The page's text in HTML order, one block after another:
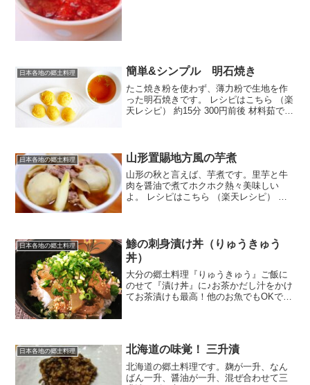
日本各地の郷土料理 簡単&シンプル 明石焼き
たこ焼き粉を使わず、薄力粉で生地を作
った明石焼きです。 レシピはこちら （楽
天レシピ） 約15分 300円前後 材料茹でだ
日本各地の郷土料理 山形置賜地方風の芋煮
山形の秋と言えば、芋煮です。里芋と牛
肉を醤油で煮てホクホク熱々美味しい
よ。 レシピはこちら （楽天レシピ） 約1
ー
日本各地の郷土料理
鯵の刺身漬け丼（りゅうきゅう
丼）
大分の郷土料理『りゅうきゅう』ご飯に
のせて『漬け丼』に♪お茶かだし汁をかけ
てお茶漬けも最高！他のお魚でもOKです
うがチュ...
日本各地の郷土料理 北海道の味覚！ 三升漬
北海道の郷土料理です。麹が一升、なん
ばん一升、醤油が一升、混ぜ合わせて三